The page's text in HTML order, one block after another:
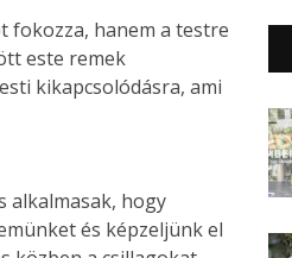
fokozza, hanem a testre
este remek
kikapcsolódásra, ami
alkalmasak, hogy
és képzeljünk el